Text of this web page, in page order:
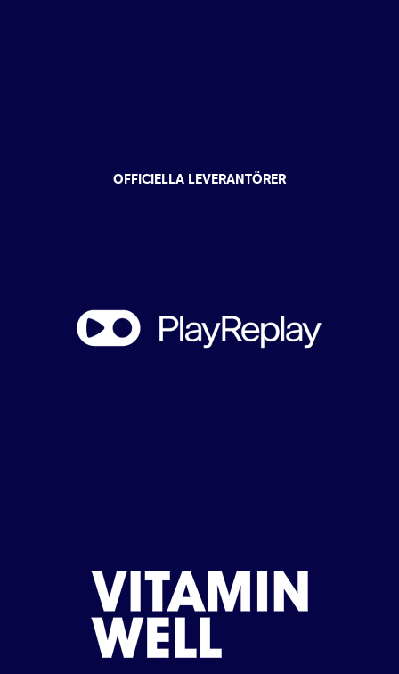
OFFICIELLA LEVERANTÖRER